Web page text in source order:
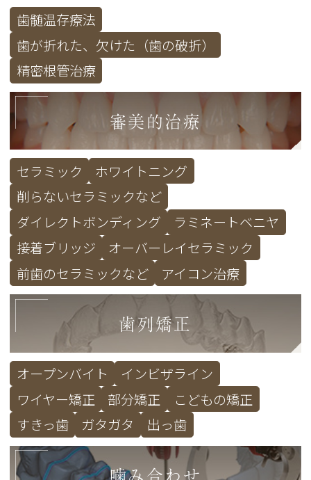
歯髄温存療法
歯が折れた、欠けた（歯の破折）
精密根管治療
審美的治療
セラミック
ホワイトニング
削らないセラミックなど
ダイレクトボンディング
ラミネートベニヤ
接着ブリッジ
オーバーレイセラミック
前歯のセラミックなど
アイコン治療
歯列矯正
オープンバイト
インビザライン
ワイヤー矯正
部分矯正
こどもの矯正
すきっ歯
ガタガタ 出っ歯
噛み合わせ